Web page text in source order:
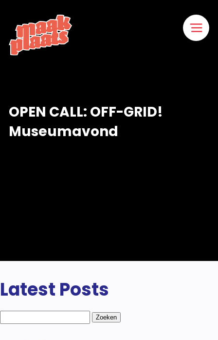
hoofdinhoud
Home
OPEN CALL: OFF-GRID!
Museumavond
Latest Posts